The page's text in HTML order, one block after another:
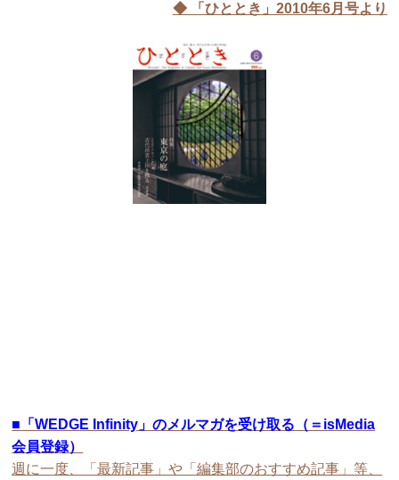
◆ 「ひととき」2010年6月号より
■ 「WEDGE Infinity」のメルマガを受け取る（＝isMedia
会員登録）
週に一度、「最新記事」や「編集部のおすすめ記事」等、